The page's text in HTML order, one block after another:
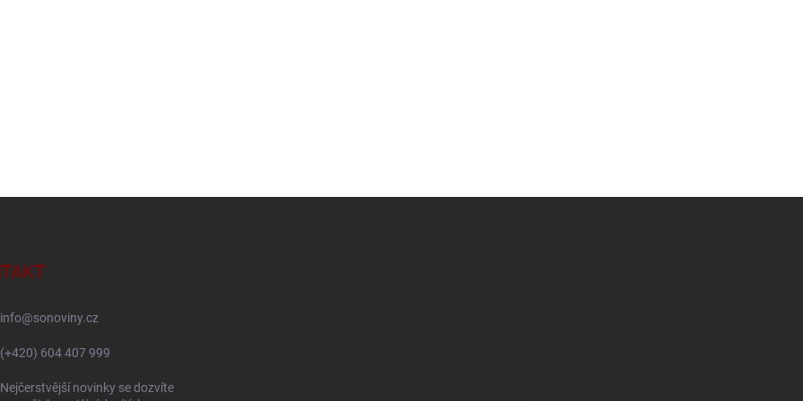
info@sonoviny.cz
(+420) 604 407 999
Nejčerstvější novinky se dozvíte